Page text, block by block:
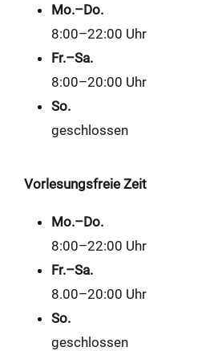
Mo.–Do.
8:00–22:00 Uhr
Fr.–Sa.
8:00–20:00 Uhr
So.
geschlossen
Vorlesungsfreie Zeit
Mo.–Do.
8:00–22:00 Uhr
Fr.–Sa.
8.00–20:00 Uhr
So.
geschlossen